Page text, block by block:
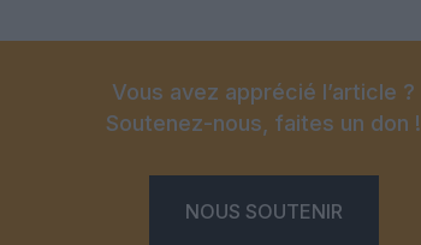
Vous avez apprécié l’article ?
Soutenez-nous, faites un don !
NOUS SOUTENIR